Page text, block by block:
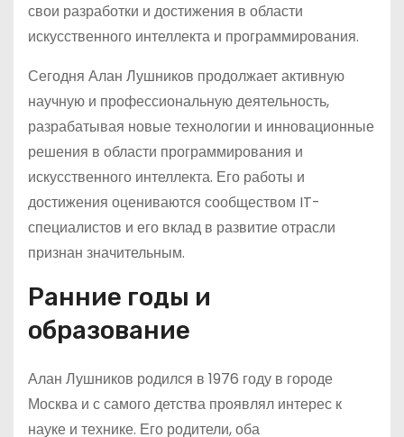
свои разработки и достижения в области
искусственного интеллекта и программирования.
Сегодня Алан Лушников продолжает активную
научную и профессиональную деятельность,
разрабатывая новые технологии и инновационные
решения в области программирования и
искусственного интеллекта. Его работы и
достижения оцениваются сообществом IT-
специалистов и его вклад в развитие отрасли
признан значительным.
Ранние годы и
образование
Алан Лушников родился в 1976 году в городе
Москва и с самого детства проявлял интерес к
науке и технике. Его родители, оба